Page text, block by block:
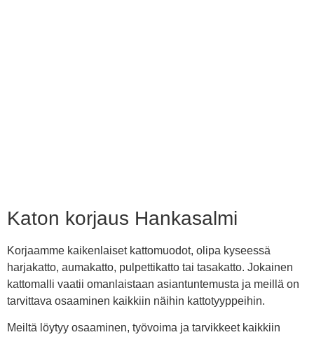
Katon korjaus Hankasalmi
Korjaamme kaikenlaiset kattomuodot, olipa kyseessä
harjakatto, aumakatto, pulpettikatto tai tasakatto. Jokainen
kattomalli vaatii omanlaistaan asiantuntemusta ja meillä on
tarvittava osaaminen kaikkiin näihin kattotyyppeihin.
Meiltä löytyy osaaminen, työvoima ja tarvikkeet kaikkiin